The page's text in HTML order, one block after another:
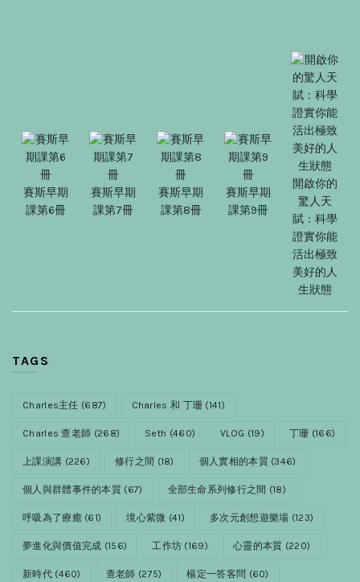
賽斯早期
課第6冊
賽斯早期
課第7冊
賽斯早期
課第8冊
賽斯早期
課第9冊
開啟你的
驚人天
賦：科學
證實你能
活出極致
美好的人
生狀態
TAGS
Charles主任 (687) Charles 和 丁珊 (141)
Charles 查老師 (268) Seth (460) VLOG (19) 丁珊 (166)
上課演講 (226) 修行之間 (18) 個人實相的本質(346)
個人與群體事件的本質 (67) 全部生命系列修行之間 (18)
呼吸為了療癒 (61) 境心紫微 (41) 多次元創想遊樂場 (123)
夢進化與價值完成 (156) 工作坊 (169) 心靈的本質 (220)
新時代(460) 查老師 (275) 楊定一答客問 (60)